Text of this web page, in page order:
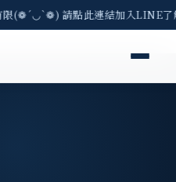
(❁´◡`❁) 請點此連結加入LINE